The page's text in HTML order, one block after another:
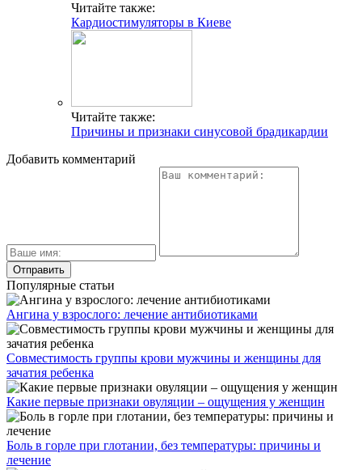
Читайте также:
Кардиостимуляторы в Киеве
Читайте также:
Причины и признаки синусовой брадикардии
Добавить комментарий
Популярные статьи
Ангина у взрослого: лечение антибиотиками
Совместимость группы крови мужчины и женщины для
зачатия ребенка
Какие первые признаки овуляции – ощущения у женщин
Боль в горле при глотании, без температуры: причины и
лечение